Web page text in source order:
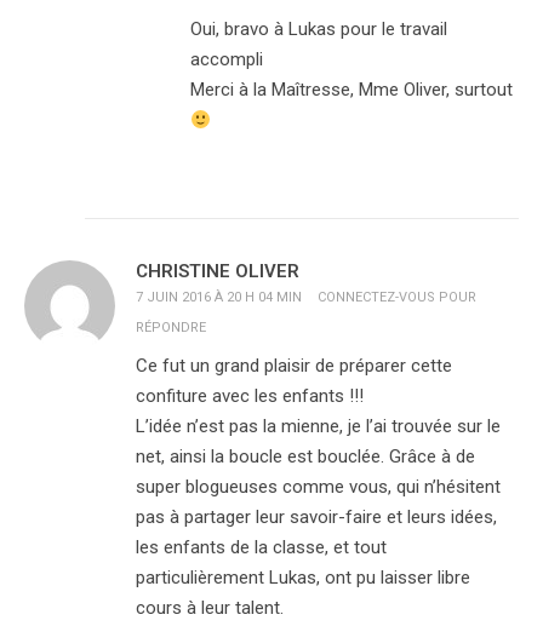
Oui, bravo à Lukas pour le travail
accompli
Merci à la Maîtresse, Mme Oliver, surtout
CHRISTINE OLIVER
7 JUIN 2016 À 20 H 04 MIN
CONNECTEZ-VOUS POUR
RÉPONDRE
Ce fut un grand plaisir de préparer cette
confiture avec les enfants !!!
L’idée n’est pas la mienne, je l’ai trouvée sur le
net, ainsi la boucle est bouclée. Grâce à de
super blogueuses comme vous, qui n’hésitent
pas à partager leur savoir-faire et leurs idées,
les enfants de la classe, et tout
particulièrement Lukas, ont pu laisser libre
cours à leur talent.